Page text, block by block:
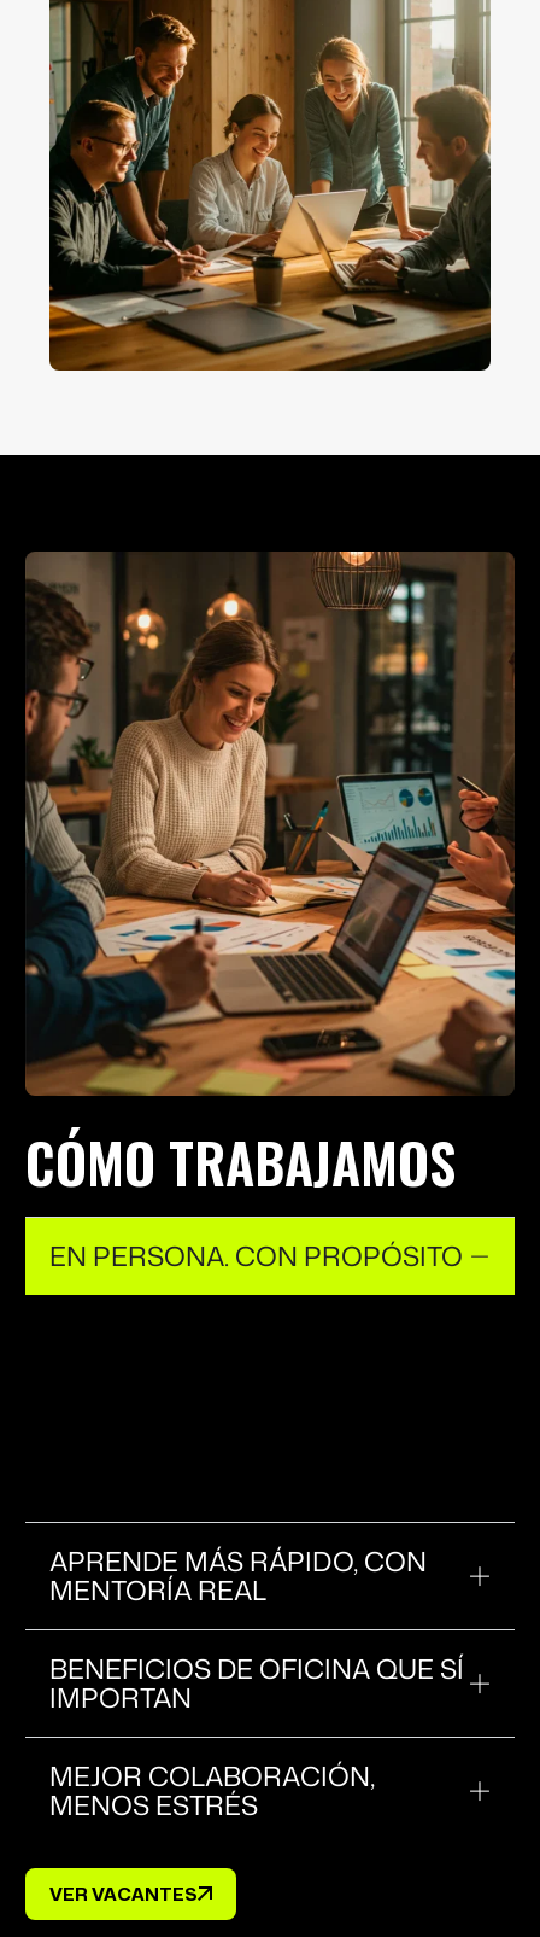
CÓMO TRABAJAMOS
EN PERSONA. CON PROPÓSITO
APRENDE MÁS RÁPIDO, CON
MENTORÍA REAL
BENEFICIOS DE OFICINA QUE SÍ
IMPORTAN
MEJOR COLABORACIÓN,
MENOS ESTRÉS
VER VACANTES